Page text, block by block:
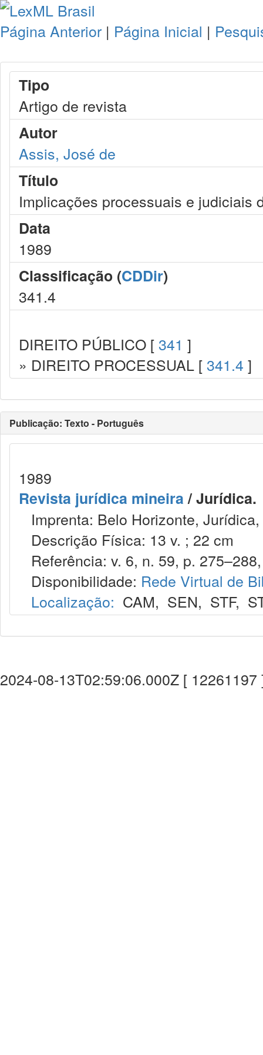
Página Anterior | Página Inicial |
Tipo
Artigo de revista
Autor
Assis, José de
Título
Implicações processuais e judiciais
Data
1989
Classificação (CDDir)
341.4
DIREITO PÚBLICO [ 341 ]
» DIREITO PROCESSUAL [ 341.4 ]
Publicação: Texto - Português
1989
Revista jurídica mineira/ Jurídica.
Imprenta: Belo Horizonte,
Descrição Física: 13 v. ; 22 cm
Referência: v. 6, n. 59, p.
Disponibilidade: Rede Virtual de
Localização: CAM, SEN, STF,
2024-08-13T02:59:06.000Z [ 12261197